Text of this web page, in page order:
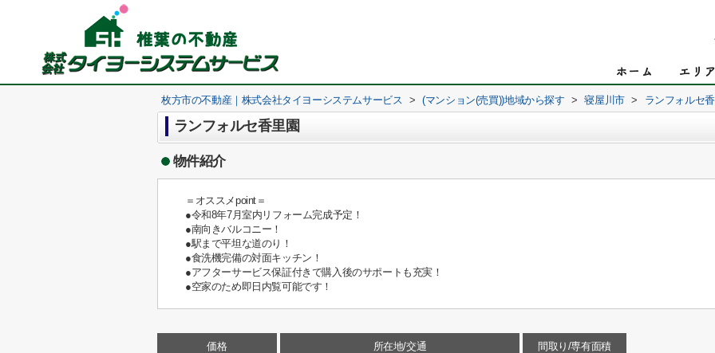
枚方市の不動産｜株式会社タイヨーシステムサービス > (マンション(売買))地域から探す > 寝屋川市 > ランフォルセ
ランフォルセ香里園
物件紹介
＝オススメpoint＝
●令和8年7月室内リフォーム完成予定！
●南向きバルコニー！
●駅まで平坦な道のり！
●食洗機完備の対面キッチン！
●アフターサービス保証付きで購入後のサポートも充実！
●空家のため即日内覧可能です！
価格 所在地/交通
間取り/専有面積